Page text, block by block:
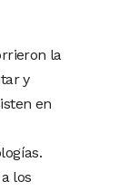
la
y
en
los